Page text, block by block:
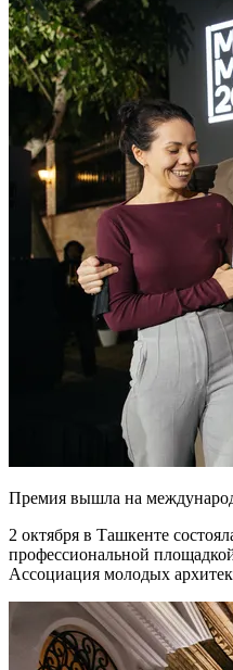
Премия вышла на
2 октября в Ташкенте
профессиональной
Ассоциация молодых